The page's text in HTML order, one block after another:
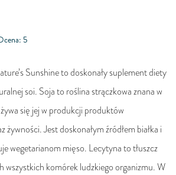
5
Sunshine to doskonały suplement diety
soi. Soja to roślina strączkowa znana w
się jej w produkcji produktów
Jest doskonałym źródłem białka i
wegetarianom mięso. Lecytyna to tłuszcz
wszystkich komórek ludzkiego organizmu. W